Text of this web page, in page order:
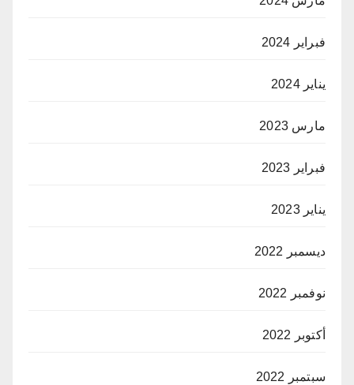
فبراير 2024
يناير 2024
مارس 2023
فبراير 2023
يناير 2023
ديسمبر 2022
نوفمبر 2022
أكتوبر 2022
سبتمبر 2022